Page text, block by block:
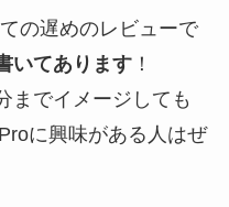
の遅めのレビューで
いてあります！
までイメージしても
に興味がある人はぜ